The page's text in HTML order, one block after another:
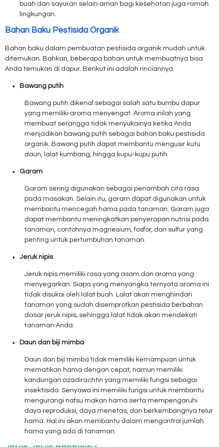
buah dan sayuran selain aman bagi kesehatan juga ramah
lingkungan.
Bahan Baku Pestisida Organik
Bahan baku dalam pembuatan pestisida organik mudah untuk
ditemukan. Bahkan, beberapa bahan untuk membuatnya bisa
Anda temukan di dapur. Berikut ini adalah rinciannya.
Bawang putih
Bawang putih dikenal sebagai salah satu bumbu dapur
yang memiliki aroma menyengat. Aroma inilah yang
membuat serangga tidak menyukainya ketika Anda
menjadikan bawang putih sebagai bahan baku pestisida
organik. Bawang putih dapat membantu mengusir kutu
daun, lalat kumbang, hingga kupu-kupu putih.
Garam
Garam sering digunakan sebagai penambah cita rasa
pada masakan. Selain itu, garam dapat digunakan untuk
membantu mencegah hama pada tanaman. Garam juga
dapat membantu meningkatkan penyerapan nutrisi pada
tanaman, contohnya magnesium, fosfor, dan sulfur yang
penting untuk pertumbuhan tanaman.
Jeruk nipis
Jeruk nipis memiliki rasa yang asam dan aroma yang
menyegarkan. Siapa yang menyangka ternyata aroma ini
tidak disukai oleh lalat buah. Lalat akan menghindari
tanaman yang sudah disemprotkan pestisida berbahan
dasar jeruk nipis, sehingga lalat tidak akan mendekati
tanaman Anda.
Daun dan biji mimba
Daun dan biji mimba tidak memiliki kemampuan untuk
mematikan hama dengan cepat, namun memiliki
kandungan azadirachtin yang memiliki fungsi sebagai
insektisida. Senyawa ini memiliki fungsi untuk membantu
mengurangi nafsu makan hama serta mempengaruhi
daya reproduksi, daya menetas, dan berkembangnya telur
hama. Hal ini akan membantu dalam mengontrol jumlah
hama yang ada di tanaman.